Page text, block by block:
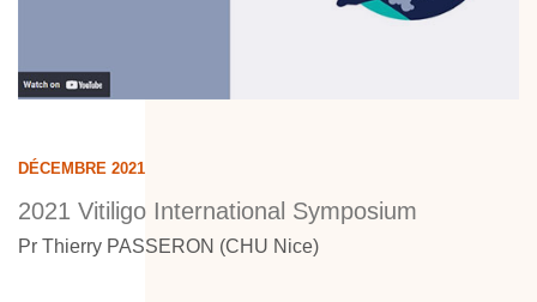
DÉCEMBRE 2021
2021 Vitiligo International Symposium
Pr Thierry PASSERON (CHU Nice)